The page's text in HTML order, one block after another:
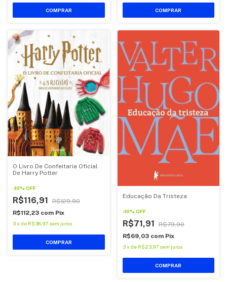
O Livro De Confeitaria Oficial
De Harry Potter
-10% OFF
R$116,91
R$129,90
R$112,23 com Pix
3x de R$38,97 sem juros
COMPRAR
Educação Da Tristeza
-10% OFF
R$71,91
R$79,90
R$69,03 com Pix
3 x de R$23,97 sem juros
COMPRAR